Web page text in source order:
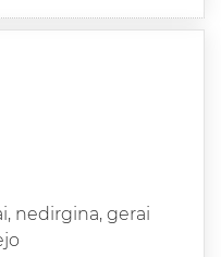
nedirgina, gerai